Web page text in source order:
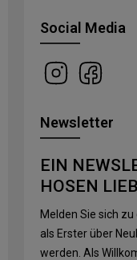
Social Media
Newsletter
EIN
HOSEN
Melden Sie sich zu
als Erster über
werden. Als